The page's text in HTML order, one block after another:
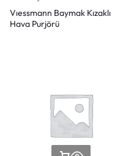
Vıessmann Baymak Kızaklı
Hava Purjörü